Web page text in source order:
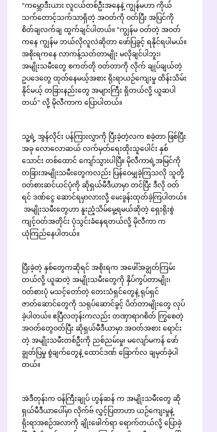
"ကမ္ဘောဒီးယား လူငယ်တစ်ဦးအနေနဲ့ ကျွန်မဟာ ကိုယ်
သက်တောင့်သက်သာရှိတဲ့ အဝတ်ကို ဝတ်ပြီး အပြင်ကို
စိတ်ချလက်ချ ထွက်ချင်ပါတယ်။ "ကျွန်မ ဝတ်တဲ့ အဝတ်
ကနေ ကျွန်မ ဘယ်လိုလူလဲဆိုတာ ဖော်ပြခွင့် ရနိုင်ရပါမယ်။
အစိုးရကနေ လာကန့်သတ်တာမျိုး မလိုချင်ပါဘူး၊
အမျိုးသမီးတွေ စကတ်တို ဝတ်တာကို လိုက် ချုပ်ချယ်တဲ့
ဥပဒေတွေ ထုတ်နေမယ့်အစား ရိုးရာယဉ်ကျေးမှု ထိန်းသိမ်း
နိုင်မယ့် တခြားနည်းတွေ အများကြီး ရှိတယ်လို့ ယူဆပါ
တယ်" လို့ မိုလီကာက ပြောပါတယ်။
သူ့ရဲ့ အွန်လိုင်း ပန်ကြားလွှာကို ပြီးခဲ့တဲ့လက စခဲ့တာ ဖြစ်ပြီး
အခု လောလောဆယ် လက်မှတ်ရေးထိုးသူပေါင်း နှစ်
သောင်း တစ်ထောင် ကျော်သွားပါပြီ။ မိုလီကာရဲ့အမြင်ကို
တခြားအမျိုးသမီးတွေကလည်း ပြန်ဝေမျှခဲ့ကြသလို သူတို့
ဝတ်စားဆင်ယင်ပုံကို ဆိုရှယ်မီဒီယာမှာ တင်ပြီး ဒီလို ဝတ်
ရင် ဒဏ်ငွေ ဆောင်ရမှာလားလို့ မေးခွန်းထုတ်ခဲ့ကြပါတယ်။
အမျိုးသမီးတွေဟာ နူးညံ့သိမ်မွေ့ရမယ်ဆိုတဲ့ ရှေးရိုးစွဲ
ကျင့်ဝတ်အတိုင်း ပုံသွင်းခံနေရတယ်လို့ မိုလီကာ က
ယုံကြည်နေပါတယ်။
ပြီးခဲ့တဲ့ နှစ်တွေကဆိုရင် အစိုးရက အဖေါ်အချွတ်ကြမ်း
တယ်လို့ ယူဆတဲ့ အမျိုးသမီးတွေကို နှိပ်ကွပ်တာမျိုး၊
ဝတ်စားပုံ မသင့်တော်တဲ့ တေးသံရှင်တွေနဲ့ ရုပ်ရှင်
ဇာတ်ဆောင်တွေကို သရုပ်ဆောင်ခွင့် ပိတ်တာမျိုးတွေ လုပ်
ခဲ့ပါတယ်။ ဧပြီလတုန်းကလည်း တဏှာရာဂစိတ် ကြွစေတဲ့
အဝတ်တွေဝတ်ပြီး ဆိုရှယ်မီဒီယာမှာ အဝတ်အစား ရောင်း
တဲ့ အမျိုးသမီးတစ်ဦးကို ညစ်ညမ်းမှု၊ မလျော်မကန် ဖော်
ချွတ်ပြမှု စွဲချက်တွေနဲ့ ထောင်ဒဏ် ခြောက်လ ချမှတ်ခဲ့ပါ
တယ်။
အဲဒီတုန်းက ဝန်ကြီးချုပ် ဟွန်ဆန် က အမျိုးသမီးတွေ ဆို
ရှယ်မီဒီယာပေါ်မှာ လိုက်ဗ် လွှင့်ပြတာဟာ ယဉ်ကျေးမှုနဲ့
ရိုးရာအစဉ်အလာကို ချိုးဖေါက်ရာ ရောက်တယ်လို့ ပြောခဲ့